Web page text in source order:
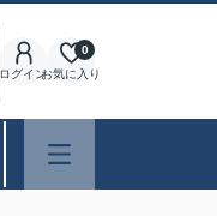
ログインお気に入り
0